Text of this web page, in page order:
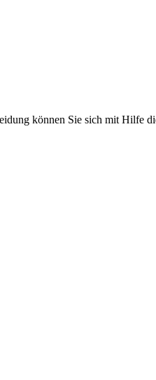
können Sie sich mit Hilfe